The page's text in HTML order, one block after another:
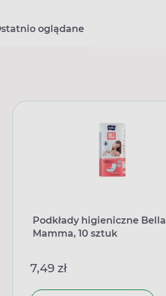
oglądane
Podkłady higieniczne Bella
Mamma, 10 sztuk
7,49 zł